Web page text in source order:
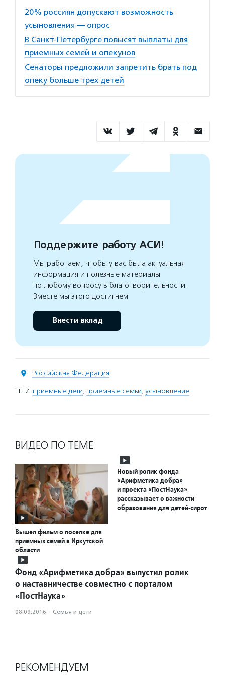
20% россиян допускают возможность
усыновления — опрос
В Санкт-Петербурге повысят выплаты для
приемных семей и опекунов
Сенаторы предложили запретить брать под
опеку больше трех детей
Поддержите работу АСИ!
Мы работаем, чтобы у вас была актуальная
информация и полезные материалы
по любому вопросу в благотворительности.
Вместе мы этого достигнем
Внести вклад
Российская Федерация
ТЕГИ: приемные дети, приемные семьи, усыновление
ВИДЕО ПО ТЕМЕ
Вышел фильм о поселке для
приемных семей в Иркутской
области
Новый ролик фонда
«Арифметика добра»
и проекта «ПостНаука»
рассказывает о важности
образования для детей-сирот
Фонд «Арифметика добра» выпустил ролик
о наставничестве совместно с порталом
«ПостНаука»
08.09.2016 · Семья и дети
РЕКОМЕНДУЕМ